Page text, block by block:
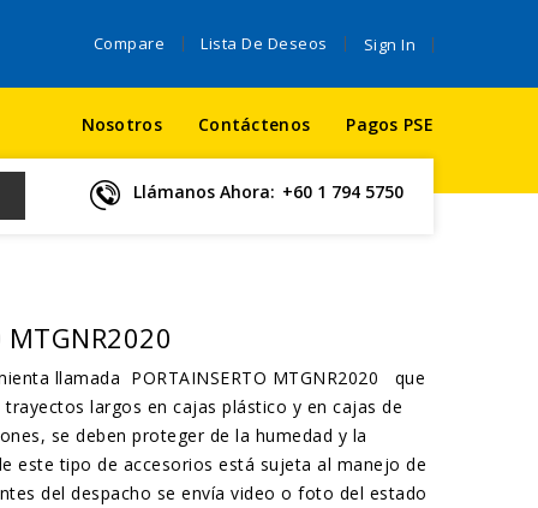
Sign In
Lista De Deseos
Compare
Nosotros Contáctenos Pagos PSE
Llámanos Ahora: +60 1 794 5750
MTGNR2020
llamada PORTAINSERTO MTGNR2020 que
trayectos largos en cajas plástico y en cajas de
se deben proteger de la humedad y la
este tipo de accesorios está sujeta al manejo de
del despacho se envía video o foto del estado